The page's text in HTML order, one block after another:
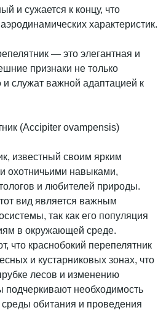
и сужается к концу, что
характеристик.
— это элегантная и
признаки не только
служат важной адаптацией к
известный своим ярким
охотничьими навыками,
и любителей природы.
вид является важным
так как его популяция
в окружающей среде.
что краснобокий перепелятник
и кустарниковых зонах, что
лесов и изменению
необходимость
обитания и проведения